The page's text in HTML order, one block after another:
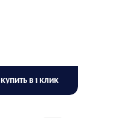
КУПИТЬ В 1 КЛИК